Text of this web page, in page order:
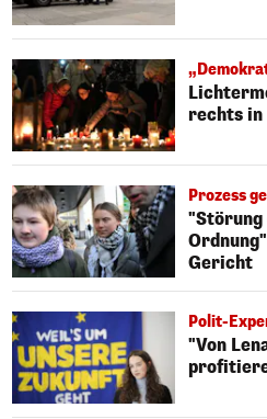
rechts
Prozess
Gericht
Polit-
"Von